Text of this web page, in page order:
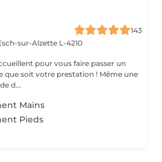
143
sur-Alzette L-4210
pour vous faire passer un
que soit votre prestation ! Même une
d...
Mains
Pieds